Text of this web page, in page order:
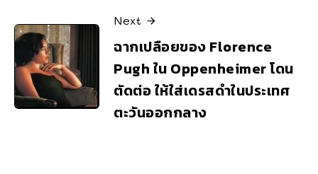
Next
ฉากเปลือยของ Florence
Pugh ใน Oppenheimer โดน
ตัดต่อ ให้ใส่เดรสดำในประเทศ
ตะวันออกกลาง